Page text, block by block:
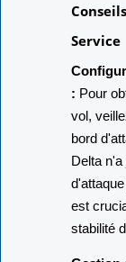
Service
: Pour
vol,
bord
Delta n'a
est
stabilité